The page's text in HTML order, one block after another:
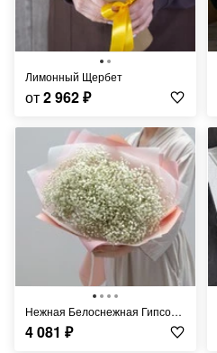
Лимонный Щербет
от2 962₽
Нежная Белоснежная Гипсофила
4 081 ₽